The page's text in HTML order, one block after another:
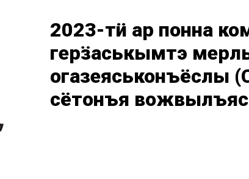
2023-тӥ ар понна
герӟаськымтэ
огазеяськонъёслы
сётонъя